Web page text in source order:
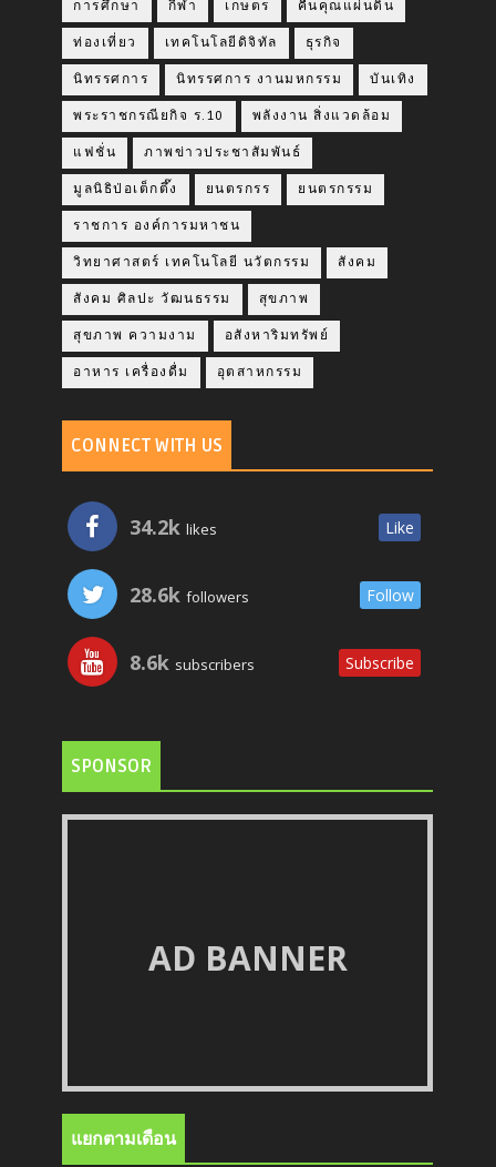
การศึกษา กีฬา เกษตร คืนคุณแผ่นดิน
ท่องเที่ยว เทคโนโลยีดิจิทัล ธุรกิจ
นิทรรศการ นิทรรศการ งานมหกรรม บันเทิง
พระราชกรณียกิจ ร.10 พลังงาน สิ่งแวดล้อม
แฟชั่น ภาพข่าวประชาสัมพันธ์
มูลนิธิป่อเต็กตึ๊ง ยนตรกรร ยนตรกรรม
ราชการ องค์การมหาชน
วิทยาศาสตร์ เทคโนโลยี นวัตกรรม สังคม
สังคม ศิลปะ วัฒนธรรม สุขภาพ
สุขภาพ ความงาม อสังหาริมทรัพย์
อาหาร เครื่องดื่ม อุตสาหกรรม
CONNECT WITH US
34.2k likes Like
28.6k followers Follow
8.6k subscribers Subscribe
SPONSOR
AD BANNER
แยกตามเดือน